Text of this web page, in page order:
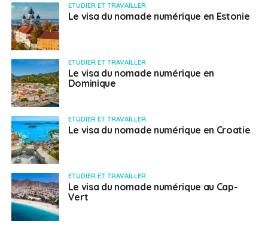
ETUDIER ET TRAVAILLER
Le visa du nomade numérique en Estonie
ETUDIER ET TRAVAILLER
Le visa du nomade numérique en
Dominique
ETUDIER ET TRAVAILLER
Le visa du nomade numérique en Croatie
ETUDIER ET TRAVAILLER
Le visa du nomade numérique au Cap-
Vert